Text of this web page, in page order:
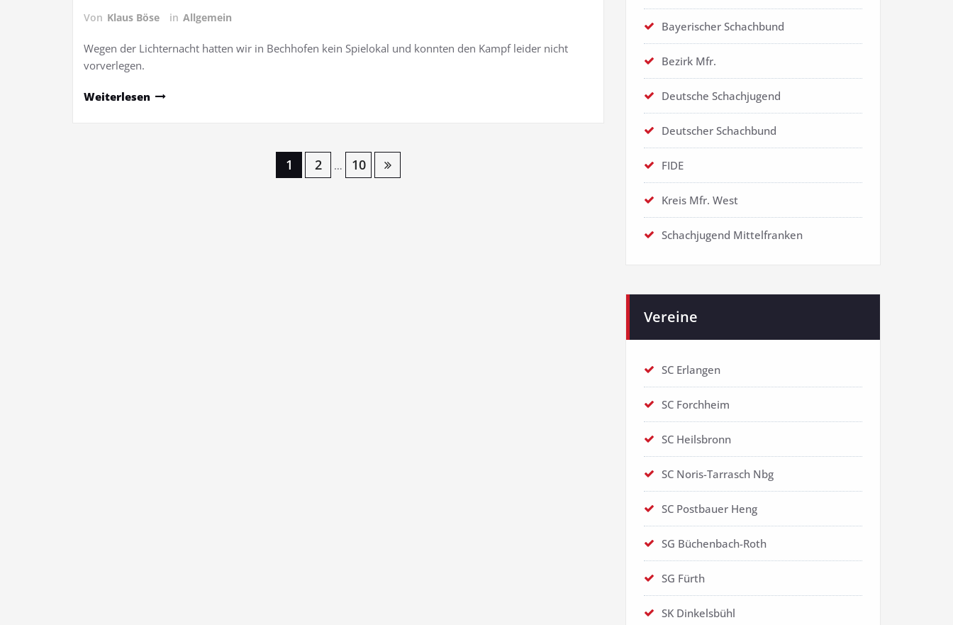
Von Klaus Böse in Allgemein
Wegen der Lichternacht hatten wir in Bechhofen kein Spielokal und konnten den Kampf leider nicht
vorverlegen.
Weiterlesen
Seitennummerierung
1 2 … 10
Bayerischer Schachbund
Bezirk Mfr.
Deutsche Schachjugend
Deutscher Schachbund
FIDE
Kreis Mfr. West
Schachjugend Mittelfranken
Vereine
SC Erlangen
SC Forchheim
SC Heilsbronn
SC Noris-Tarrasch Nbg
SC Postbauer Heng
SG Büchenbach-Roth
SG Fürth
SK Dinkelsbühl